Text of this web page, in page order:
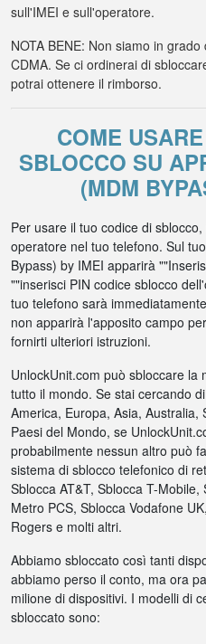
sull'IMEI e sull'operatore.
NOTA BENE: Non siamo in
CDMA. Se ci ordinerai di
potrai ottenere il rimborso.
COME
SBLOCCO SU
(MDM
Per usare il tuo codice di
operatore nel tuo telefono. Sul
Bypass) by IMEI apparirà
""inserisci PIN codice sblocco
tuo telefono sarà
non apparirà l'apposito campo
fornirti ulteriori istruzioni.
UnlockUnit.com può sbloccare la
tutto il mondo. Se stai cercando
America, Europa, Asia,
Paesi del Mondo, se
probabilmente nessun altro può
sistema di sblocco telefonico di
Sblocca AT&T, Sblocca T-
Metro PCS, Sblocca Vodafone
Rogers e molti altri.
Abbiamo sbloccato così tanti
abbiamo perso il conto, ma ora
milione di dispositivi. I modelli di
sbloccato sono: